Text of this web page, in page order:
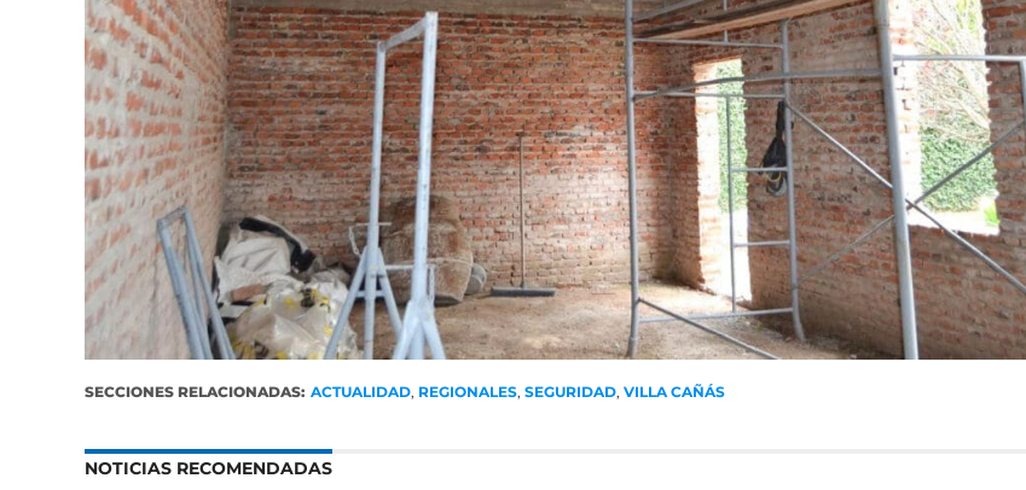
SECCIONES RELACIONADAS: ACTUALIDAD, REGIONALES,SEGURIDAD,VILLA CAÑÁS
NOTICIAS RECOMENDADAS